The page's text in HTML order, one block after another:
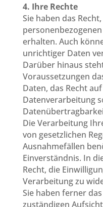
4. Ihre Rechte
Sie haben das
erhalten. Auch
unrichtiger Daten
Darüber hinaus
Voraussetzungen
Daten, das Recht
Datenverarbeitung
Die Verarbeitung
von gesetzlichen
Ausnahmefällen
Einverständnis. In
Recht, die
Verarbeitung zu
Sie haben ferner
zuständigen